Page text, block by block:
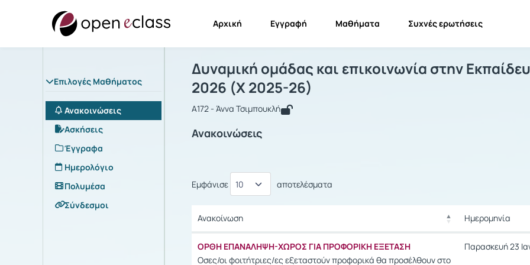
Αρχική Εγγραφή Μαθήματα Συχνές ερωτήσεις
Επιλογές Μαθήματος
Ανακοινώσεις
Ασκήσεις
Έγγραφα
Ημερολόγιο
Πολυμέσα
Σύνδεσμοι
Μάθημα : Δυναμική ομάδας και επικοινωνία
Δυναμική ομάδας και επικοινωνία στην
2026 (Χ 2025-26)
Α172 - Άννα Τσιμπουκλή
Ανακοινώσεις
Εμφάνισε αποτελέσματα
Ανακοίνωση
Ημερομηνία
Ρυθμίσεις
Ρυθμίσεις
ΟΡΘΗ ΕΠΑΝΑΛΗΨΗ-ΧΩΡΟΣ ΓΙΑ ΠΡΟΦΟΡΙΚΗ ΕΞΕΤΑΣΗ
Οσες/οι φοιτήτριες/ες εξεταστούν προφορικά θα προσέλθουν στο
Παρασκευή 23